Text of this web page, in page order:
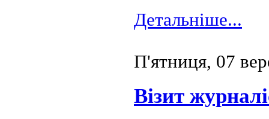
Детальніше...
П'ятниця, 07
Візит